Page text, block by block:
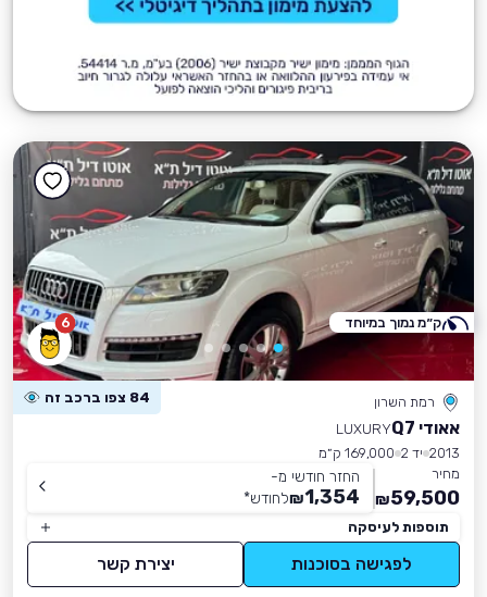
6
רמת השרון 84 צפו ברכב זה
אאודי Q7
LUXURY
2013 יד 2
169,000 ק״מ
מחיר
59,500
₪
החזר חודשי מ-
1,354
₪לחודש*
תוספות לעיסקה
לפגישה בסוכנות יצירת קשר
ק״מ נמוך במיוחד